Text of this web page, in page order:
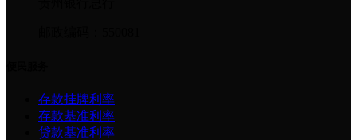
存款挂牌利率
存款基准利率
贷款基准利率